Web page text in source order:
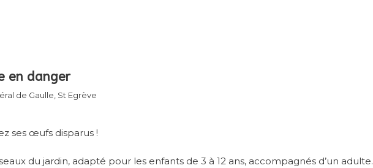
en danger
de Gaulle, St Egrève
ses œufs disparus !
du jardin, adapté pour les enfants de 3 à 12 ans, accompagnés d’un adulte.